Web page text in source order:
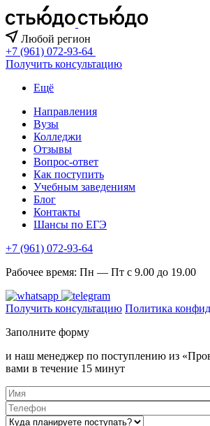
Любой регион
+7 (961) 072-93-64
Получить консультацию
Ещё
Направления
Вузы
Колледжи
Отзывы
Вопрос-ответ
Как поступить
Учебным заведениям
Блог
Контакты
Шансы по ЕГЭ
+7 (961) 072-93-64
Рабочее время: Пн — Пт с 9.00 до 19.00
Получить консультацию Политика
Заполните форму
и наш менеджер по поступлению из
вами в течение 15 минут